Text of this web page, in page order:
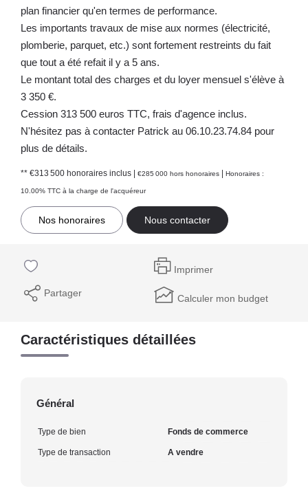
plan financier qu'en termes de performance.
Les importants travaux de mise aux normes (électricité,
plomberie, parquet, etc.) sont fortement restreints du fait
que tout a été refait il y a 5 ans.
Le montant total des charges et du loyer mensuel s'élève à
3 350 €.
Cession 313 500 euros TTC, frais d'agence inclus.
N'hésitez pas à contacter Patrick au 06.10.23.74.84 pour
plus de détails.
** €313 500 honoraires inclus | €285 000 hors honoraires | Honoraires :
10.00% TTC à la charge de l'acquéreur
Nos honoraires Nous contacter
Imprimer
Partager Calculer mon budget
Caractéristiques détaillées
Général
Type de bien Fonds de commerce
Type de transaction A vendre